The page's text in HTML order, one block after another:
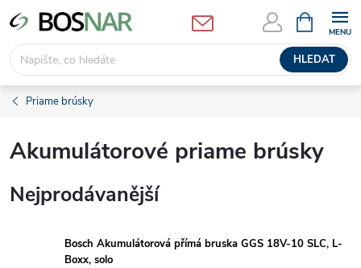
Přejít
na
obsah
HLEDAT
NÁKUPNÍ
KOŠÍK
Priame brúsky
Akumulátorové priame brúsky
Nejprodávanější
Bosch Akumulátorová přímá bruska GGS 18V-10 SLC, L-
Boxx, solo